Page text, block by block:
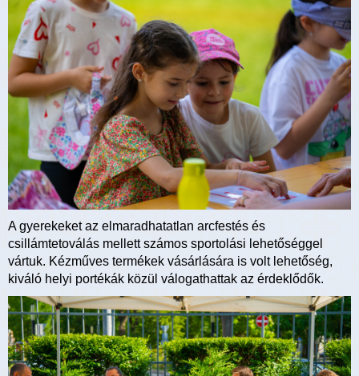
A gyerekeket az elmaradhatatlan arcfestés és
csillámtetoválás mellett számos sportolási lehetőséggel
vártuk. Kézműves termékek vásárlására is volt lehetőség,
kiváló helyi portékák közül válogathattak az érdeklődők.